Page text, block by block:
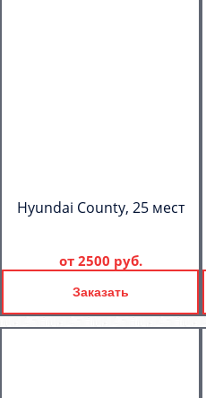
Hyundai County, 25 мест
от 2500 руб.
Заказать